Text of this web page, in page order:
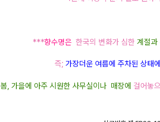
***향수명은 한국의 변화가 심한 계절과
즉; 가장더운 여름에 주차된 상태
봄, 가을에 아주 시원한 사무실이나 매장에 걸어놓